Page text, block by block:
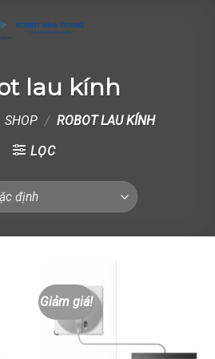
lau kính
SHOP / ROBOT LAU KÍNH
LỌC
Giảm giá!